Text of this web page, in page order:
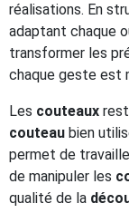
réalisations. En
adaptant chaque
transformer les
chaque geste est
Les couteaux
couteau bien
permet de
de manipuler les
qualité de la